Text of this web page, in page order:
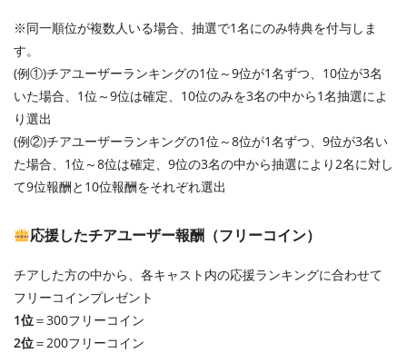
※同一順位が複数人いる場合、抽選で1名にのみ特典を付与しま
す。
(例①)チアユーザーランキングの1位～9位が1名ずつ、10位が3名
いた場合、1位～9位は確定、10位のみを3名の中から1名抽選によ
り選出
(例②)チアユーザーランキングの1位～8位が1名ずつ、9位が3名い
た場合、1位～8位は確定、9位の3名の中から抽選により2名に対し
て9位報酬と10位報酬をそれぞれ選出
応援したチアユーザー報酬（フリーコイン）
チアした方の中から、各キャスト内の応援ランキングに合わせて
フリーコインプレゼント
1位＝300フリーコイン
2位＝200フリーコイン